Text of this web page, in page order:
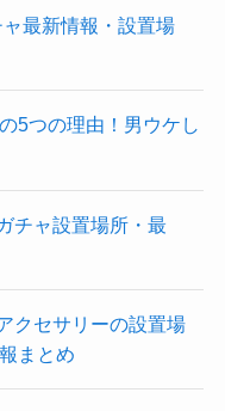
最新情報・設置場
5つの理由！男ウケし
チャ設置場所・最
クセサリーの設置場
まとめ